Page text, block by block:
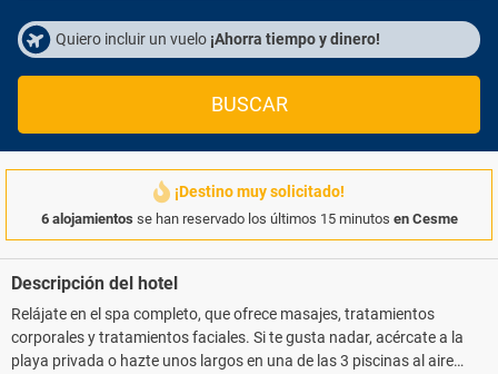
Quiero incluir un vuelo ¡Ahorra tiempo y dinero!
BUSCAR
¡Destino muy solicitado!
6 alojamientos se han reservado los últimos 15 minutos en Cesme
Descripción del hotel
Relájate en el spa completo, que ofrece masajes, tratamientos
corporales y tratamientos faciales. Si te gusta nadar, acércate a la
playa privada o hazte unos largos en una de las 3 piscinas al aire